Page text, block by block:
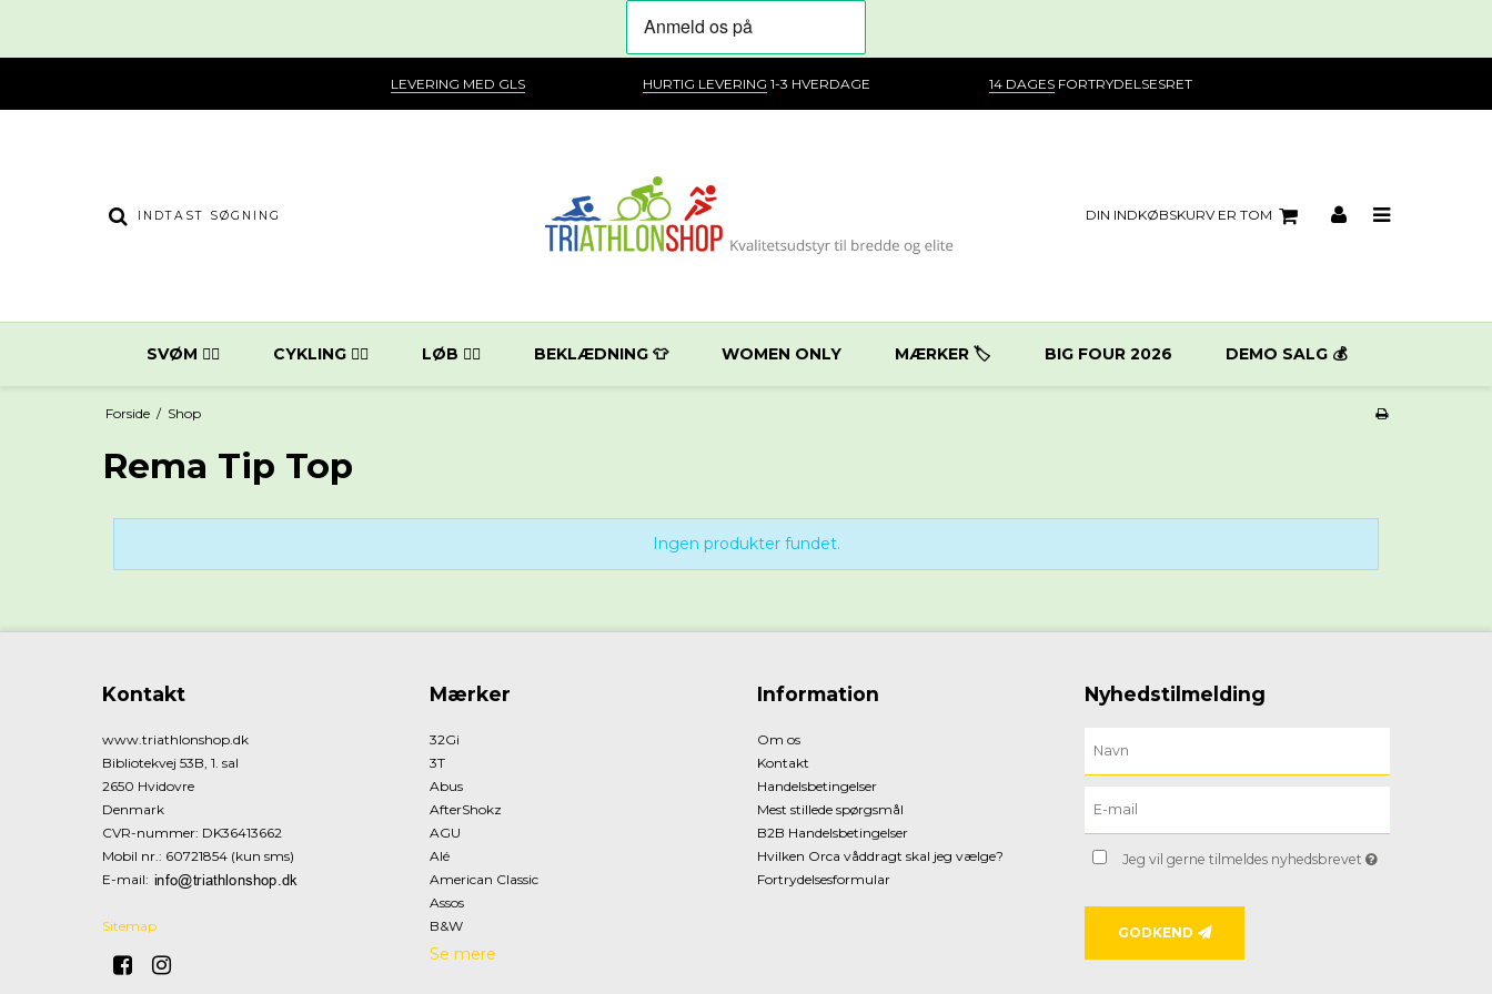
LEVERING MED GLS HURTIG LEVERING 1-3 HVERDAGE 14 DAGESFORTRYDELSESRET
DIN INDKØBSKURV ER TOM
SVØM 🏊‍♀️ CYKLING 🚴‍♂️ LØB 🏃‍♂️ BEKLÆDNING 👕 WOMEN ONLY MÆRKER 🏷️ BIG FOUR 2026 DEMO SALG 💰
Forside / Shop
Rema Tip Top
Ingen produkter fundet.
Kontakt
www.triathlonshop.dk
Bibliotekvej 53B, 1. sal
2650 Hvidovre
Denmark
CVR-nummer: DK36413662
Mobil nr.: 60721854 (kun sms)
E-mail:
Sitemap
Mærker
32Gi
3T
Abus
AfterShokz
AGU
Alé
American Classic
Assos
B&W
Se mere
Information
Om os
Kontakt
Handelsbetingelser
Mest stillede spørgsmål
B2B Handelsbetingelser
Hvilken Orca våddragt skal jeg vælge?
Fortrydelsesformular
Nyhedstilmelding
Jeg vil gerne tilmeldes nyhedsbrevet
GODKEND